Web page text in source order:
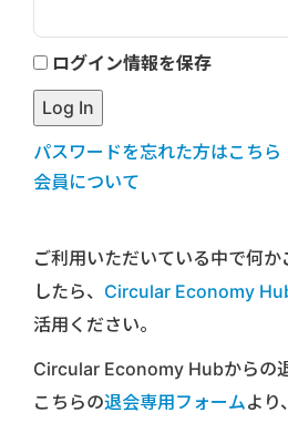
ログイン情報を保存
パスワードを忘れた方はこちら
会員について
ご利用いただいている中で何
したら、 Circular Economy
活用ください。
Circular Economy Hubからの
こちらの退会専用フォームより